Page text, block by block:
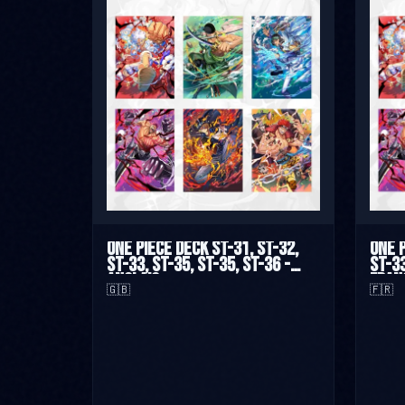
One Piece Deck ST-31, ST-32,
ST-33, ST-35, ST-35, ST-36 -
Anglais
🇬🇧
One
ST-
🇫🇷